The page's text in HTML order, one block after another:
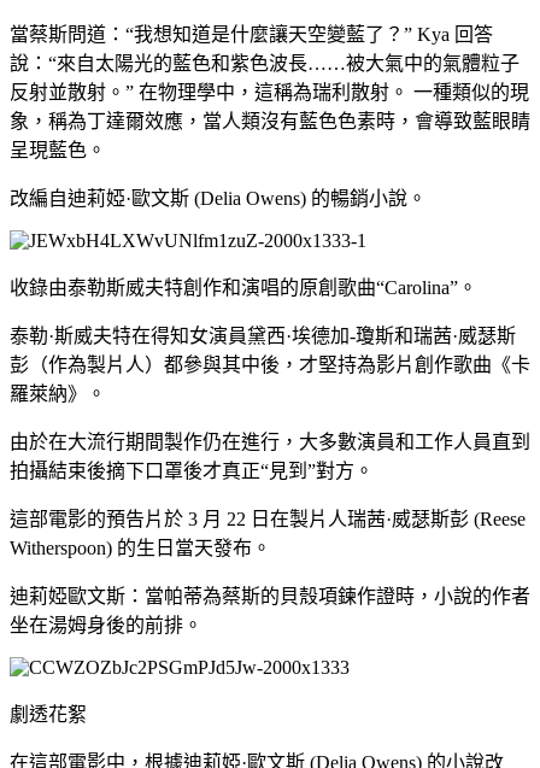
當蔡斯問道：“我想知道是什麼讓天空變藍了？” Kya 回答
說：“來自太陽光的藍色和紫色波長……被大氣中的氣體粒子
反射並散射。” 在物理學中，這稱為瑞利散射。 一種類似的現
象，稱為丁達爾效應，當人類沒有藍色色素時，會導致藍眼睛
呈現藍色。
改編自迪莉婭·歐文斯 (Delia Owens) 的暢銷小說。
收錄由泰勒斯威夫特創作和演唱的原創歌曲“Carolina”。
泰勒·斯威夫特在得知女演員黛西·埃德加-瓊斯和瑞茜·威瑟斯
彭（作為製片人）都參與其中後，才堅持為影片創作歌曲《卡
羅萊納》。
由於在大流行期間製作仍在進行，大多數演員和工作人員直到
拍攝結束後摘下口罩後才真正“見到”對方。
這部電影的預告片於 3 月 22 日在製片人瑞茜·威瑟斯彭 (Reese
Witherspoon) 的生日當天發布。
迪莉婭歐文斯：當帕蒂為蔡斯的貝殼項鍊作證時，小說的作者
坐在湯姆身後的前排。
劇透花絮
在這部電影中，根據迪莉婭·歐文斯 (Delia Owens) 的小說改